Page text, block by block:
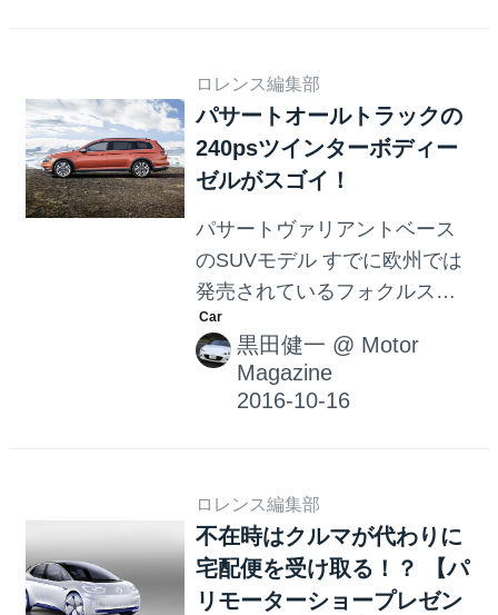
ーオブパールエフェクト（オ
プション）の 2 色。車両価格
は、5,560,000 円（MT）、
5,660,000 円（DSG）。 「最
プトに基づき企画されたもの
で、ゴルフ Rをベースに、エ
クステリアとインテリアの一
部に特別装備を採用した限定
モデル。エクステリアでは...
ロレンス編集部
パサートオールトラックの
240psツインターボディー
ゼルがスゴイ！
パサートヴァリアントベース
のSUVモデル すでに欧州では
発売されているフォクルスワ
ーゲン パサート オールトラッ
ク。ベースとなるパサートヴ
ァリアントの車高を27.5mm引
き上げただけでなく、専用デ
などを装着し、SUVテイスト
を強調している。先日、ドイ
ツでこのモデルの2.0 TDI
SCR（ツインターボディーゼ
黒田健一 @ Motor
Magazine
ロレンス編集部
不在時はクルマが代わりに
宅配便を受け取る！？ 【パ
リモーターショープレゼン